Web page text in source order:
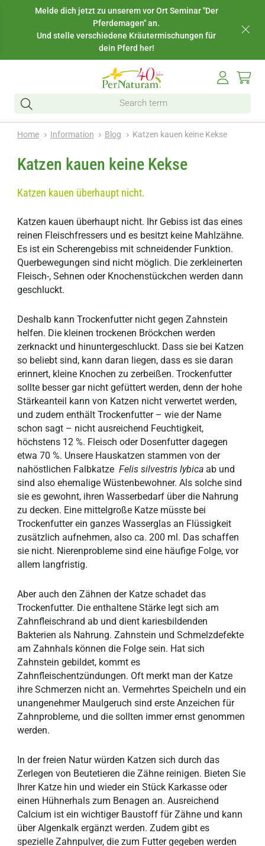
Melde dich jetzt zu unserem vor Ort Seminar "Der
Pferdemagen" an.
Und stelle verschiedene Kräutermischungen für
dein Pferd her!
Home Information Blog Katzen kauen keine Kekse
Katzen kauen keine Kekse
Katzen kauen überhaupt nicht.
Katzen kauen überhaupt nicht. Ihr Gebiss ist das eines
reinen Fleischfressers und es besitzt keine Mahlzähne.
Es ist ein Scherengebiss mit schneidender Funktion.
Querbewegungen sind nicht möglich. Die zerkleinerten
Fleisch-, Sehnen oder Knochenstückchen werden dann
geschluckt.
Deshalb kann Trockenfutter nicht gegen Zahnstein
helfen. Die kleinen trockenen Bröckchen werden
zerknackt und hinuntergeschluckt. Dass sie bei Katzen
so beliebt sind, kann daran liegen, dass es sie daran
erinnert, kleine Knochen zu zerbeißen. Trockenfutter
sollte besser gar nicht gefüttert werden, denn der hohe
Stärkeanteil kann von Katzen nicht verwertet werden,
und zudem enthält Trockenfutter – wie der Name
schon sagt – nicht ausreichend Feuchtigkeit,
höchstens 12 %. Fleisch oder Dosenfutter dagegen
etwa 70 %. Unsere Hauskatzen stammen von der
nahöstlichen FalbkatzeFelis silvestris lybica ab und
sind also ehemalige Wüstenbewohner. Als solche sind
sie es gewohnt, ihren Wasserbedarf über die Nahrung
zu decken. Eine mittelgroße Katze müsste bei
Trockenfutter ein ganzes Wasserglas an Flüssigkeit
zusätzlich aufnehmen, also ca. 200 ml. Das schaffen
sie nicht. Nierenprobleme sind eine häufige Folge, vor
allem langfristig.
Aber auch den Zähnen der Katze schadet das
Trockenfutter. Die enthaltene Stärke legt sich am
Zahnfleischrand ab und dient kariesbildenden
Bakterien als Nahrung. Zahnstein und Schmelzdefekte
am Zahnhals können die Folge sein. Hat sich
Zahnstein gebildet, kommt es
Zahnfleischentzündungen. Oft merkt man der Katze
ihre Schmerzen nicht an. Vermehrtes Speicheln und ein
unangenehmer Maulgeruch sind erste Anzeichen für
Zahnprobleme, und die sollten immer ernst genommen
werden.
In der freien Natur würden Katzen sich durch das
Zerlegen von Beutetieren die Zähne reinigen. Bieten Sie
Ihrer Katze hin und wieder ein Stück Karkasse oder
einen Hühnerhals zum Benagen an. Ausreichend
Calcium ist ein wichtiger Baustoff für Zähne und kann
über Algenkalk ergänzt werden. Zudem gibt es
spezielle Zahnpulver, die zum Futter gegeben werden